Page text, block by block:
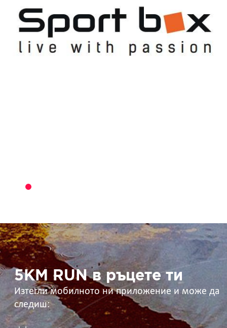
5KM
RUN
в
ръцете
ти 5KM RUN в ръцете ти
Изтегли мобилното ни приложение и може да
следиш: